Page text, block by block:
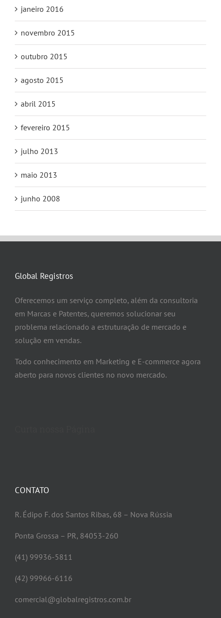
janeiro 2016
novembro 2015
outubro 2015
agosto 2015
abril 2015
fevereiro 2015
julho 2013
maio 2013
junho 2008
Global Registros
Oferecemos um serviço completo, além da consultoria
em Marcas e Patentes, queremos solucionar seu
problema relacionado a estruturação de mercado e
solução em vendas.
Todo conhecimento em Marketing e E-commerce agora
aberto para novos clientes no novo mercado.
CONTATO
R. Édipo F. dos Santos Ribas, 68 – Nova Rússia
Ponta Grossa – PR, 84053-260
(41) 99936-5811
(42) 99966-6116
comercial@globalregistros.com.br